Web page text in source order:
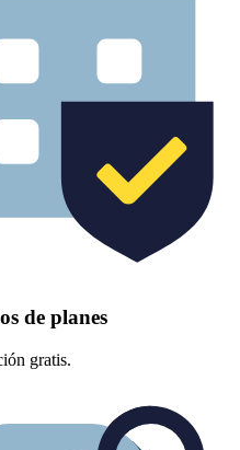
de planes
gratis.